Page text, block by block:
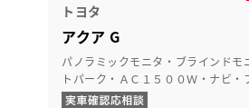
トヨタ
アクア G
パノラミックモニタ・ブラインドモ
トパーク・ＡＣ１５００Ｗ・ナビ・